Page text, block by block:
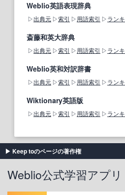
Weblio英語表現辞典
出典元 索引 用語索引 ラン
斎藤和英大辞典
出典元 索引 用語索引 ラン
Weblio英和対訳辞書
出典元 索引 用語索引 ラン
Wiktionary英語版
出典元 索引 用語索引 ラン
Keep toのページの著作権
Weblio公式学習アプリ